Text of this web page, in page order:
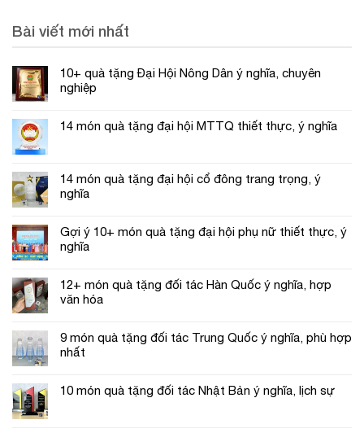
Bài viết mới nhất
10+ quà tặng Đại Hội Nông Dân ý nghĩa, chuyên
nghiệp
14 món quà tặng đại hội MTTQ thiết thực, ý nghĩa
14 món quà tặng đại hội cổ đông trang trọng, ý
nghĩa
Gợi ý 10+ món quà tặng đại hội phụ nữ thiết thực, ý
nghĩa
12+ món quà tặng đối tác Hàn Quốc ý nghĩa, hợp
văn hóa
9 món quà tặng đối tác Trung Quốc ý nghĩa, phù hợp
nhất
10 món quà tặng đối tác Nhật Bản ý nghĩa, lịch sự